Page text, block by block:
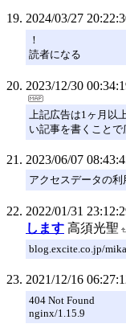
2024/03/27
！
読者になる
2023/12/30
上記広告は1ヶ月以
い記事を書くことで
2023/06/07
アクセスデータの利
2022/01/31
します 高須光聖
blog.excite.co.jp/
2021/12/16
404 Not Found
nginx/1.15.9